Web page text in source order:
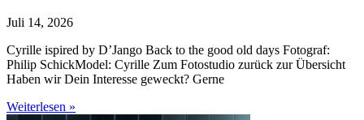
Juli 14, 2026
Cyrille ispired by D’Jango Back to the good old days Fotograf:
Philip SchickModel: Cyrille Zum Fotostudio zurück zur Übersicht
Haben wir Dein Interesse geweckt? Gerne
Weiterlesen »